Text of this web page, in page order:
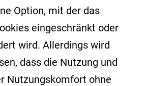
Option, mit der das
eingeschränkt oder
wird. Allerdings wird
dass die Nutzung und
Nutzungskomfort ohne